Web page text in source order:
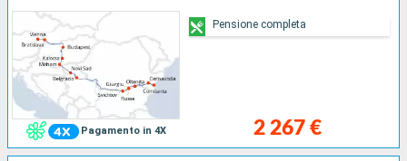
Pagamento in 4X 2 267 €
Pensione completa